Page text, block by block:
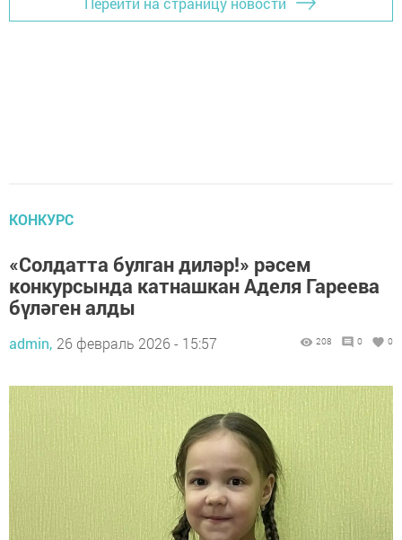
КОНКУРС
«Солдатта булган диләр!» рәсем
конкурсында катнашкан Аделя Гареева
бүләген алды
admin, 26 февраль 2026 - 15:57 208 0 0